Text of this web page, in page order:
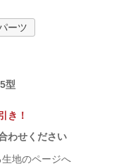
ーツ
型
き！
わせください
地のページへ